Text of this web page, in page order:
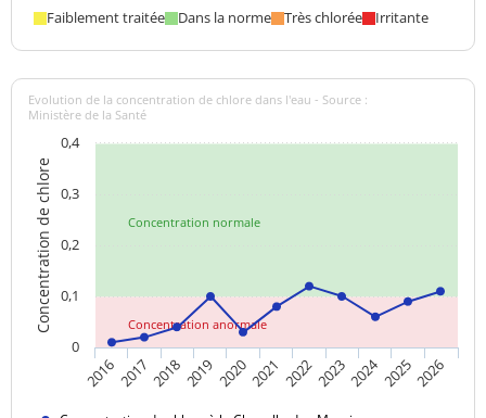
Faiblement traitée Dans la norme Très chlorée Irritante
Concentration normale
Concentration anormale
Concentration de chlore
Evolution de la concentration de chlore dans l'eau - Source :
Ministère de la Santé
20162017 2018201920202021 20222023202420252026
0
0,1
0,2
0,3
0,4